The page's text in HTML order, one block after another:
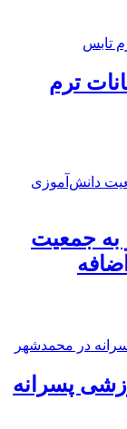
ترم
نفر به جمعیت
پسرانه